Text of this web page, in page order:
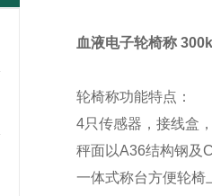
血液电子轮椅称
轮椅称功能特点：
4只传感器，接线盒
秤面以A36结构钢及
一体式称台方便轮椅